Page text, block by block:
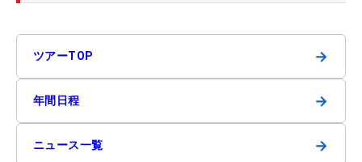
ツアーTOP →
年間日程 →
ニュース一覧 →